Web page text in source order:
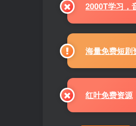
2000T学习，
海量免费短剧
红叶免费资源